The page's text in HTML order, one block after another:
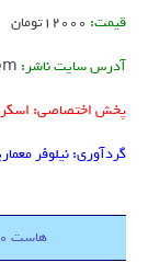
قیمت:
آدرس سایت ناشر:
پخش اختصاصی:
گردآوری: نیلوفر
هاست 500 مگابایت + دامین IR فقط 18000 تومان